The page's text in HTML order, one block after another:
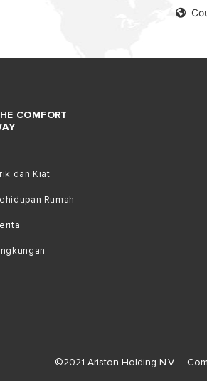
COMFORT
dan Kiat
Rumah
©2021 Ariston Holding N.V. –